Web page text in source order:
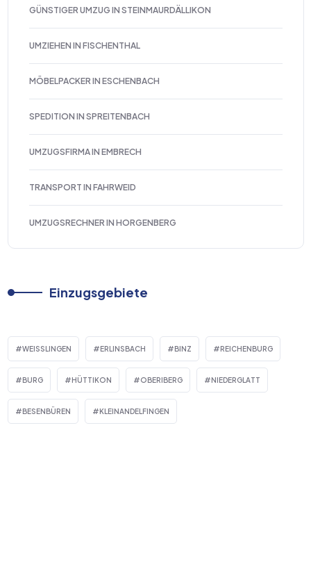
GÜNSTIGER UMZUG IN STEINMAURDÄLLIKON
UMZIEHEN IN FISCHENTHAL
MÖBELPACKER IN ESCHENBACH
SPEDITION IN SPREITENBACH
UMZUGSFIRMA IN EMBRECH
TRANSPORT IN FAHRWEID
UMZUGSRECHNER IN HORGENBERG
Einzugsgebiete
WEISSLINGEN ERLINSBACH BINZ REICHENBURG
BURG HÜTTIKON OBERIBERG NIEDERGLATT
BESENBÜREN KLEINANDELFINGEN